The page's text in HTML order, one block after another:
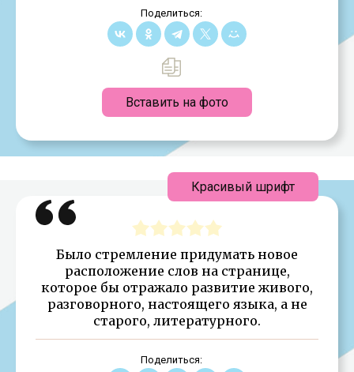
Поделиться:
Вставить на фото
Было стремление придумать новое
расположение слов на странице,
которое бы отражало развитие живого,
разговорного, настоящего языка, а не
старого, литературного.
Поделиться:
Красивый шрифт